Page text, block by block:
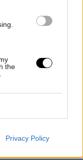
the
Privacy Policy